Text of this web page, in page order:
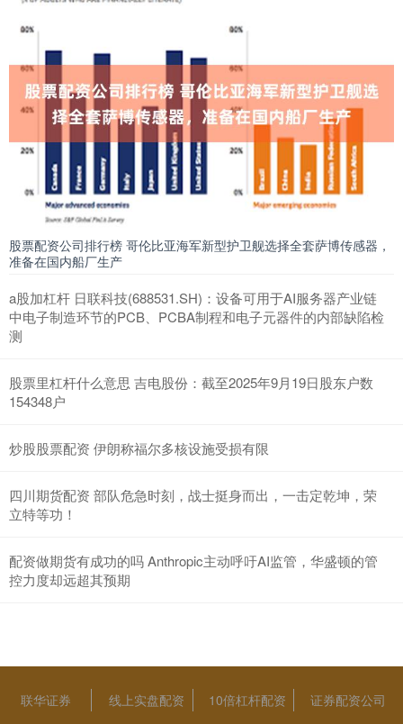
股票配资公司排行榜 哥伦比亚海军新型护卫舰选择全套萨博传感器，
准备在国内船厂生产
a股加杠杆 日联科技(688531.SH)：设备可用于AI服务器产业链
中电子制造环节的PCB、PCBA制程和电子元器件的内部缺陷检
测
股票里杠杆什么意思 吉电股份：截至2025年9月19日股东户数
154348户
炒股股票配资 伊朗称福尔多核设施受损有限
四川期货配资 部队危急时刻，战士挺身而出，一击定乾坤，荣
立特等功！
配资做期货有成功的吗 Anthropic主动呼吁AI监管，华盛顿的管
控力度却远超其预期
联华证券 线上实盘配资 10倍杠杆配资 证券配资公司